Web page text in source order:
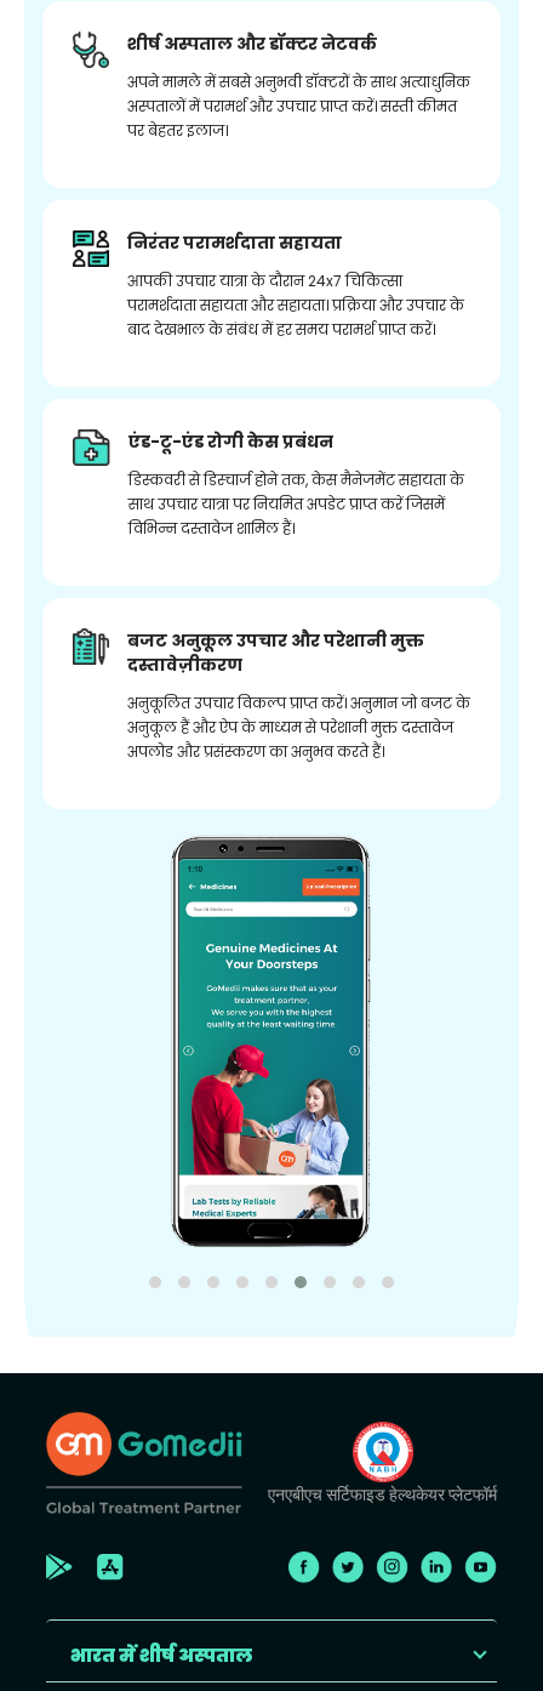
शीर्ष अस्पताल और डॉक्टर नेटवर्क
अपने मामले में सबसे अनुभवी डॉक्टरों के साथ अत्याधुनिक
अस्पतालों में परामर्श और उपचार प्राप्त करें। सस्ती कीमत
पर बेहतर इलाज।
निरंतर परामर्शदाता सहायता
आपकी उपचार यात्रा के दौरान 24x7 चिकित्सा
परामर्शदाता सहायता और सहायता। प्रक्रिया और उपचार के
बाद देखभाल के संबंध में हर समय परामर्श प्राप्त करें।
एंड-टू-एंड रोगी केस प्रबंधन
डिस्कवरी से डिस्चार्ज होने तक, केस मैनेजमेंट सहायता के
साथ उपचार यात्रा पर नियमित अपडेट प्राप्त करें जिसमें
विभिन्न दस्तावेज शामिल हैं।
बजट अनुकूल उपचार और परेशानी मुक्त
दस्तावेज़ीकरण
अनुकूलित उपचार विकल्प प्राप्त करें। अनुमान जो बजट के
अनुकूल हैं और ऐप के माध्यम से परेशानी मुक्त दस्तावेज
अपलोड और प्रसंस्करण का अनुभव करते हैं।
एनएबीएच सर्टिफाइड हेल्थकेयर प्लेटफॉर्म
भारत में शीर्ष अस्पताल